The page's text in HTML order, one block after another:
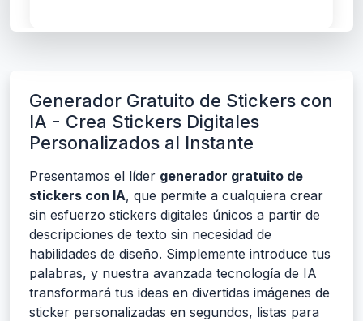
Generador Gratuito de Stickers con
IA - Crea Stickers Digitales
Personalizados al Instante
Presentamos el líder generador gratuito de
stickers con IA, que permite a cualquiera crear
sin esfuerzo stickers digitales únicos a partir de
descripciones de texto sin necesidad de
habilidades de diseño. Simplemente introduce tus
palabras, y nuestra avanzada tecnología de IA
transformará tus ideas en divertidas imágenes de
sticker personalizadas en segundos, listas para